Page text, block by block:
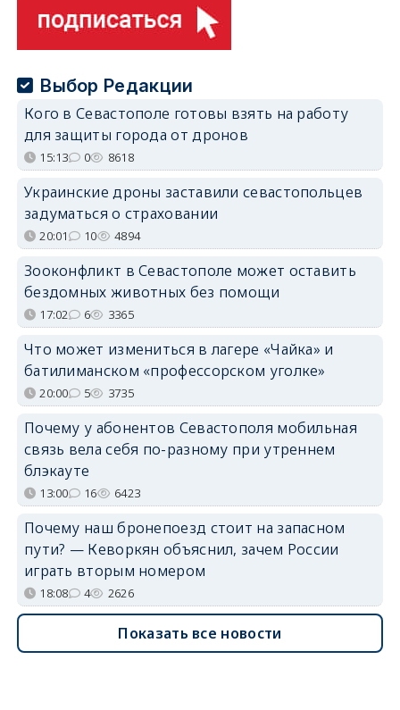
Выбор Редакции
Кого в Севастополе готовы взять на работу
для защиты города от дронов
15:13 0 8618
Украинские дроны заставили севастопольцев
задуматься о страховании
20:01 10 4894
Зооконфликт в Севастополе может оставить
бездомных животных без помощи
17:02 6 3365
Что может измениться в лагере «Чайка» и
батилиманском «профессорском уголке»
20:00 5 3735
Почему у абонентов Севастополя мобильная
связь вела себя по-разному при утреннем
блэкауте
13:00 16 6423
Почему наш бронепоезд стоит на запасном
пути? — Кеворкян объяснил, зачем России
играть вторым номером
18:08 4 2626
Показать все новости